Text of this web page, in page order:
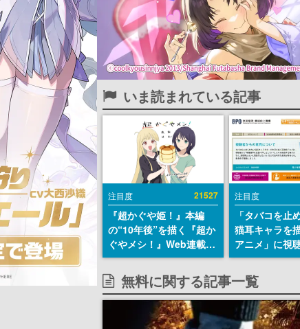
いま読まれている記事
注目度 21527
『超かぐや姫！』本編
の“10年後”を描く『超か
ぐやメシ！』Web連載決
定。新たなWebマンガレ
ーベル「ビビビコミッ
ク」にて特別話が掲載ス
タート、あのお話には…
まだ続きがある！
注目度
「タバコを止
猫耳キャラを
アニメ」に視
から批判意見
の使用と思し
めて、BPOが
す
無料に関する記事一覧